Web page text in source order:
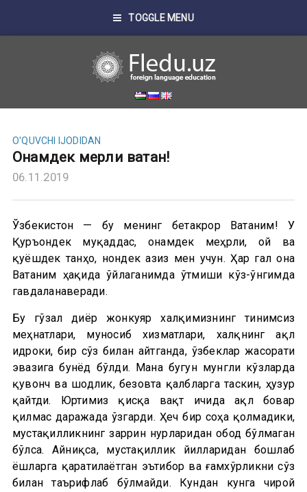
TOGGLE MENU
O'QUVCHI IJODIDAN
Онамдек меҳрли ватан!
06.11.2019
Ўзбекистон — бу менинг бетакрор Ватаним! У
Қуръондек муқаддас, онамдек меҳрли, ой ва
қуёшдек танҳо, нондек азиз мен учун. Ҳар гал она
Ватаним ҳақида ўйлаганимда ўтмиши кўз-ўнгимда
гавдаланаверади.
Бу гўзал диёр жонкуяр халқимизнинг тинимсиз
меҳнатлари, муносиб хизматлари, халқнинг ақл
идроки, бир сўз билан айтганда, ўзбеклар жасорати
эвазига бунёд бўлди. Мана бугун мунгли кўзларда
қувонч ва шодлик, безовта қалбларга таскин, ҳузур
қайтди. Юртимиз қисқа вақт ичида ақл бовар
қилмас даражада ўзгарди. Ҳеч бир соҳа қолмадики,
мустақилликнинг заррин нурларидан обод бўлмаган
бўлса. Айниқса, мустақиллик йилларидан бошлаб
ёшларга қаратилаётган эътибор ва ғамхўрликни сўз
билан таърифлаб бўлмайди. Кундан кунга чирой